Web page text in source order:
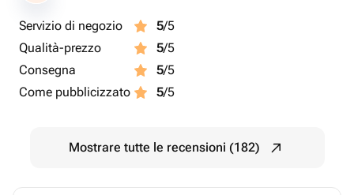
Servizio di negozio 5/5
Qualità-prezzo
5/5
Consegna
5/5
Come pubblicizzato
5/5
Mostrare tutte le recensioni (182)